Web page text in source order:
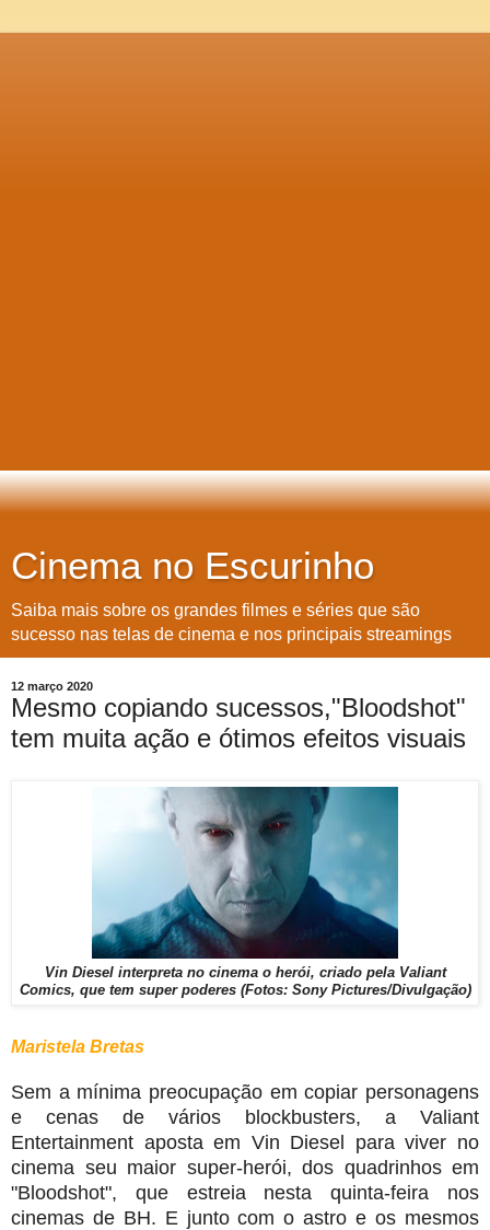
Cinema no Escurinho
Saiba mais sobre os grandes filmes e séries que são
sucesso nas telas de cinema e nos principais streamings
12 março 2020
Mesmo copiando sucessos,"Bloodshot"
tem muita ação e ótimos efeitos visuais
Vin Diesel interpreta no cinema o herói, criado pela Valiant
Comics, que tem super poderes (Fotos: Sony Pictures/Divulgação)
Maristela Bretas
Sem a mínima preocupação em copiar personagens
e cenas de vários blockbusters, a Valiant
Entertainment aposta em Vin Diesel para viver no
cinema seu maior super-herói, dos quadrinhos em
"Bloodshot", que estreia nesta quinta-feira nos
cinemas de BH. E junto com o astro e os mesmos